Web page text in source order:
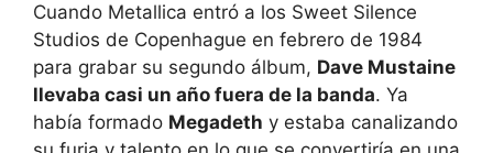
Cuando Metallica entró a los Sweet Silence
Studios de Copenhague en febrero de 1984
para grabar su segundo álbum, Dave Mustaine
llevaba casi un año fuera de la banda. Ya
había formado Megadeth y estaba canalizando